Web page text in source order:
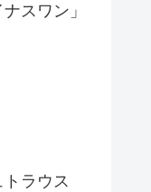
スワン」
トラウス